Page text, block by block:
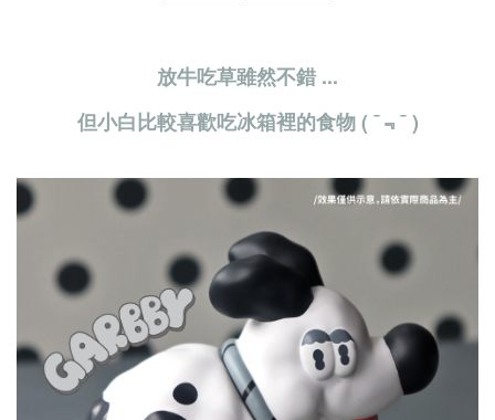
放牛吃草雖然不錯 ...
但小白比較喜歡吃冰箱裡的食物 ( ¯﹃¯ )